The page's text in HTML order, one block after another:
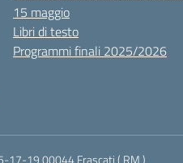
15 maggio
Libri di testo
Programmi finali 2025/2026
17-19 00044 Frascati ( RM )